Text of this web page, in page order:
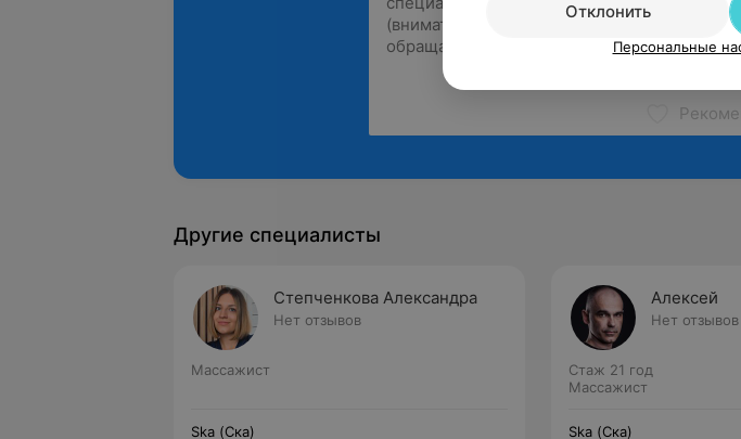
Другие специалисты
Степченкова Александра
Нет отзывов
Массажист
Ska (Ска)
Алексей
Нет отзывов
Стаж 21 год
Массажист
Ska (Ска)
Отклонить
Персональные